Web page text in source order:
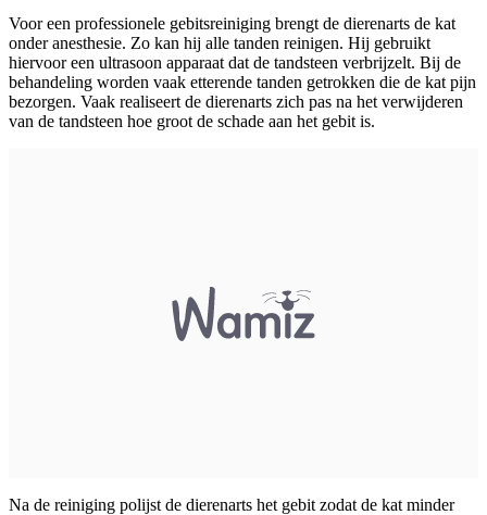
Voor een professionele gebitsreiniging brengt de dierenarts de kat
onder anesthesie. Zo kan hij alle tanden reinigen. Hij gebruikt
hiervoor een ultrasoon apparaat dat de tandsteen verbrijzelt. Bij de
behandeling worden vaak etterende tanden getrokken die de kat pijn
bezorgen. Vaak realiseert de dierenarts zich pas na het verwijderen
van de tandsteen hoe groot de schade aan het gebit is.
Na de reiniging polijst de dierenarts het gebit zodat de kat minder